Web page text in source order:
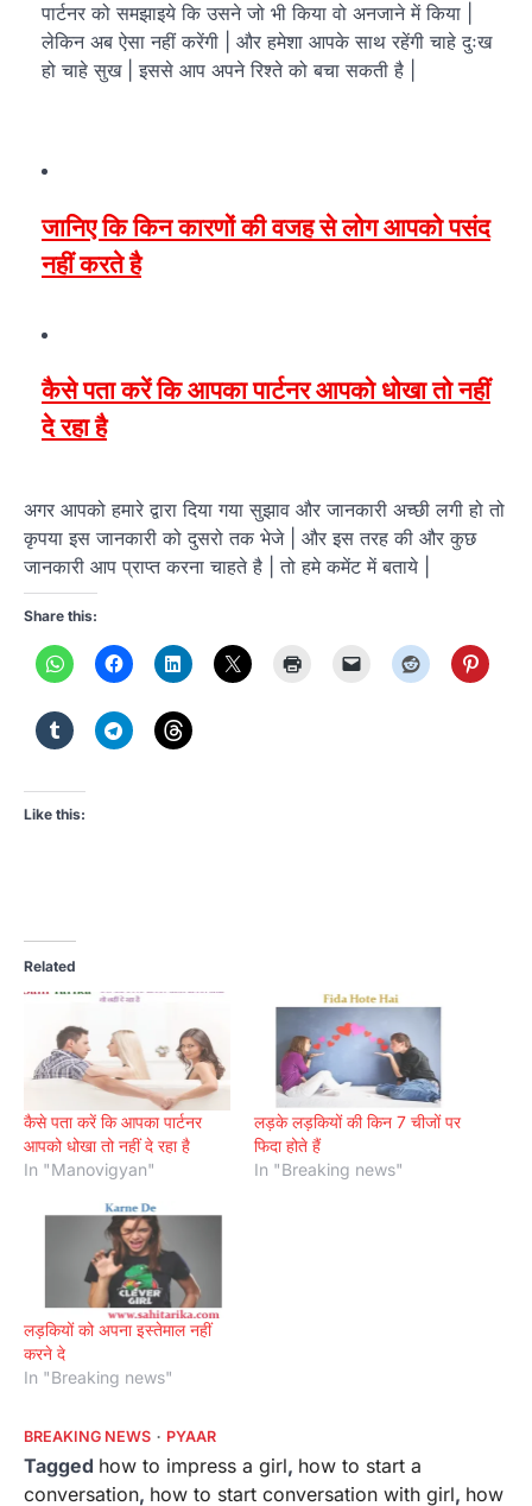
पार्टनर को समझाइये कि उसने जो भी किया वो अनजाने में किया |
लेकिन अब ऐसा नहीं करेंगी | और हमेशा आपके साथ रहेंगी चाहे दुःख
हो चाहे सुख | इससे आप अपने रिश्ते को बचा सकती है |
जानिए कि किन कारणों की वजह से लोग आपको पसंद
नहीं करते है
कैसे पता करें कि आपका पार्टनर आपको धोखा तो नहीं
दे रहा है
अगर आपको हमारे द्वारा दिया गया सुझाव और जानकारी अच्छी लगी हो तो
कृपया इस जानकारी को दुसरो तक भेजे | और इस तरह की और कुछ
जानकारी आप प्राप्त करना चाहते है | तो हमे कमेंट में बताये |
Share this:
Like this:
Related
कैसे पता करें कि आपका पार्टनर
आपको धोखा तो नहीं दे रहा है
In "Manovigyan"
लड़के लड़कियों की किन 7 चीजों पर
फिदा होते हैं
In "Breaking news"
लड़कियों को अपना इस्तेमाल नहीं
करने दे
In "Breaking news"
BREAKING NEWS PYAAR
Tagged how to impress a girl, how to start a
conversation, how to start conversation with girl, how